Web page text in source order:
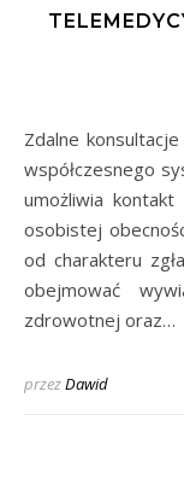
Zdalne konsultacje lekarskie stanowią jeden z elementów
współczesnego
umożliwia
osobistej
od charakteru
obejmować
zdrowotnej oraz…
przezDawid